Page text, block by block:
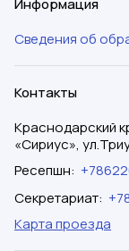
Информация
Сведения об
Контакты
Краснодарский
«Сириус»,
Ресепшн:
Секретариат:
Карта проезда